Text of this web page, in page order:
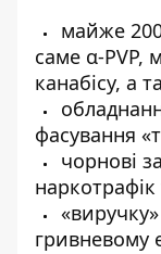
⁠⁠майже
саме α-PVР,
канабісу, а
фасування
⁠⁠чорнові
наркотрафік
гривневому